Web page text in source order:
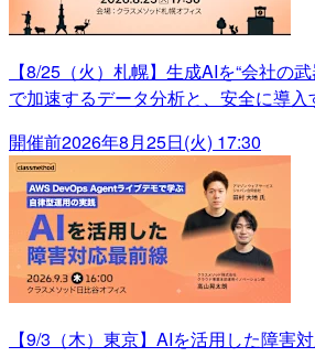
【8/25（火）札幌】生成AIを“会社の
で加速するデータ分析と、安全に導入
開催前2026年8月25日(火) 17:30
【9/3（木）東京】AIを活用した障害